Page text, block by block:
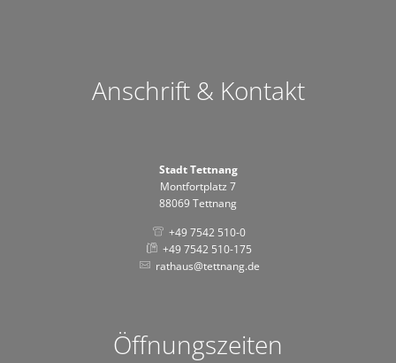
Anschrift & Kontakt
Stadt Tettnang
Montfortplatz 7
88069 Tettnang
+49 7542 510-0
+49 7542 510-175
rathaus@tettnang.de
Öffnungszeiten